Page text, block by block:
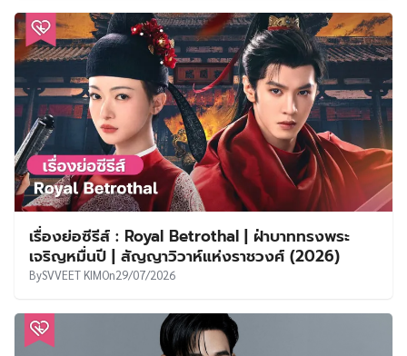
เรื่องย่อซีรีส์ : Royal Betrothal | ฝ่าบาททรงพระ
เจริญหมื่นปี | สัญญาวิวาห์แห่งราชวงศ์ (2026)
BySVVEET KIMOn29/07/2026